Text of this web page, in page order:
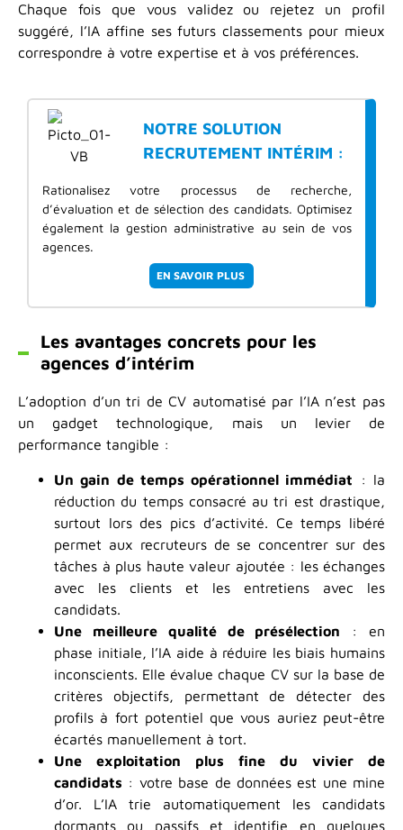
Chaque fois que vous validez ou rejetez un profil
suggéré, l’IA affine ses futurs classements pour mieux
correspondre à votre expertise et à vos préférences.
NOTRE SOLUTION
RECRUTEMENT INTÉRIM :
Rationalisez votre processus de recherche,
d’évaluation et de sélection des candidats. Optimisez
également la gestion administrative au sein de vos
agences.
EN SAVOIR PLUS
Les avantages concrets pour les
agences d’intérim
L’adoption d’un tri de CV automatisé par l’IA n’est pas
un gadget technologique, mais un levier de
performance tangible :
Un gain de temps opérationnel immédiat : la
réduction du temps consacré au tri est drastique,
surtout lors des pics d’activité. Ce temps libéré
permet aux recruteurs de se concentrer sur des
tâches à plus haute valeur ajoutée : les échanges
avec les clients et les entretiens avec les
candidats.
Une meilleure qualité de présélection : en
phase initiale, l’IA aide à réduire les biais humains
inconscients. Elle évalue chaque CV sur la base de
critères objectifs, permettant de détecter des
profils à fort potentiel que vous auriez peut-être
écartés manuellement à tort.
Une exploitation plus fine du vivier de
candidats : votre base de données est une mine
d’or. L’IA trie automatiquement les candidats
dormants ou passifs et identifie en quelques